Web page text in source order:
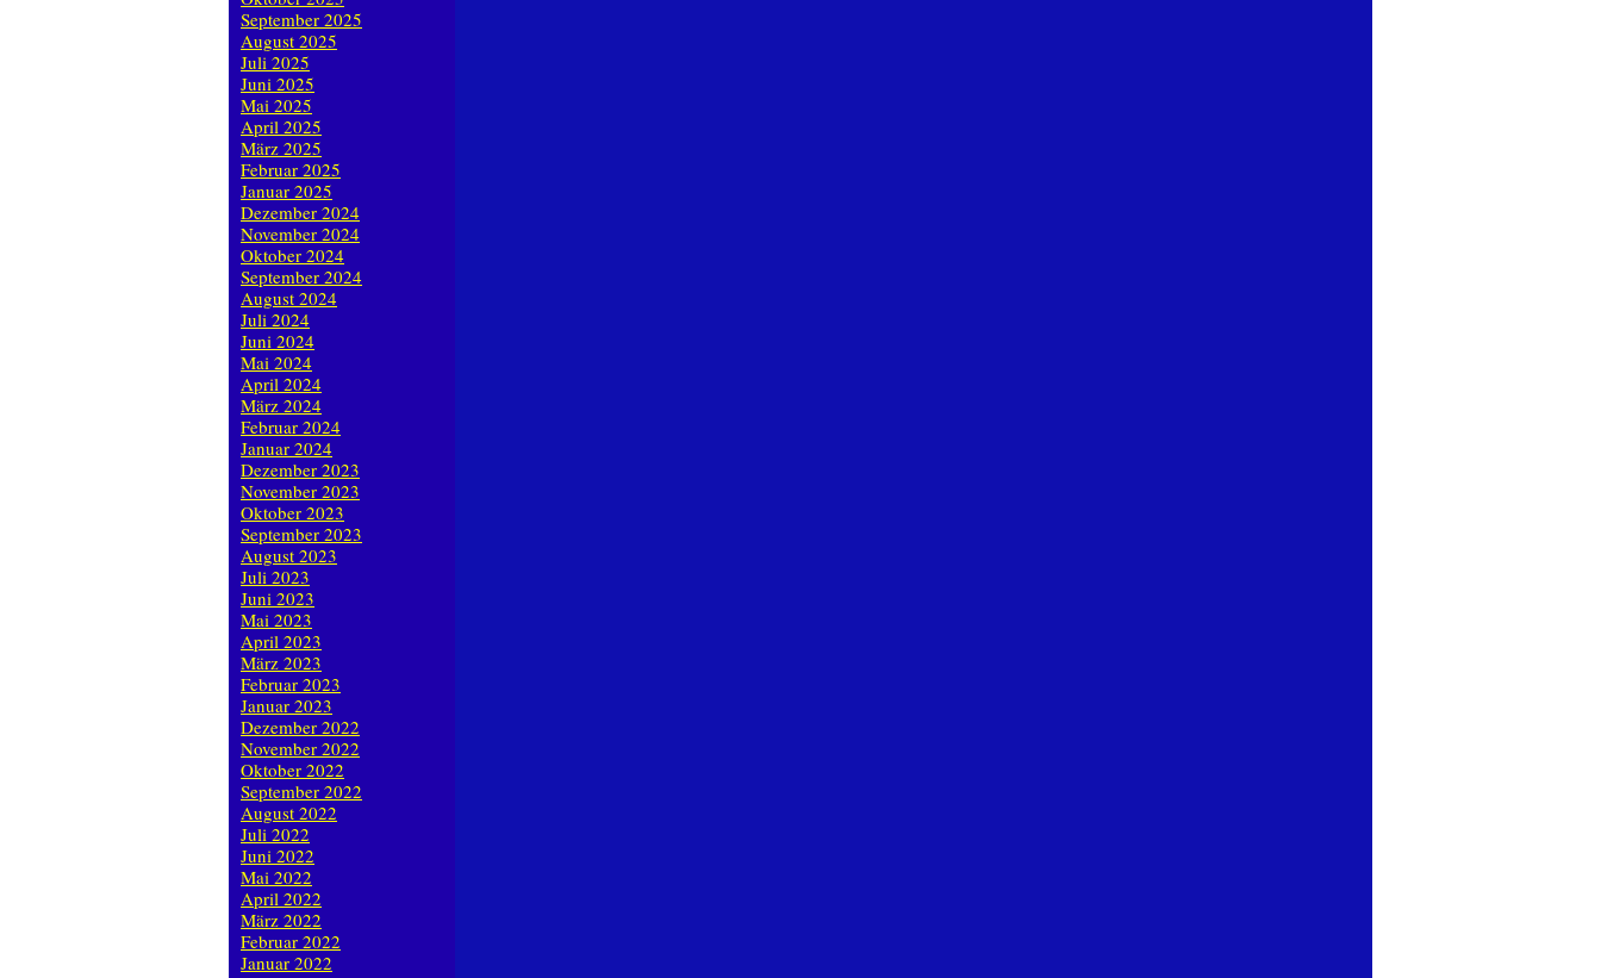
September 2025
August 2025
Juli 2025
Juni 2025
Mai 2025
April 2025
März 2025
Februar 2025
Januar 2025
Dezember 2024
November 2024
Oktober 2024
September 2024
August 2024
Juli 2024
Juni 2024
Mai 2024
April 2024
März 2024
Februar 2024
Januar 2024
Dezember 2023
November 2023
Oktober 2023
September 2023
August 2023
Juli 2023
Juni 2023
Mai 2023
April 2023
März 2023
Februar 2023
Januar 2023
Dezember 2022
November 2022
Oktober 2022
September 2022
August 2022
Juli 2022
Juni 2022
Mai 2022
April 2022
März 2022
Februar 2022
Januar 2022